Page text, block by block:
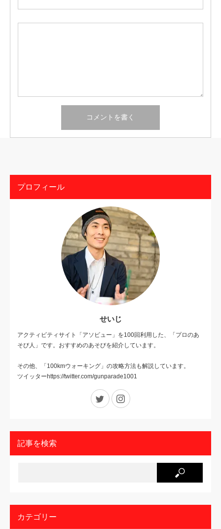
プロフィール
せいじ
アクティビティサイト「アソビュー」を100回利用した、「プロのあ
そび人」です。おすすめのあそびを紹介しています。
その他、「100kmウォーキング」の攻略方法も解説しています。
ツイッターhttps://twitter.com/gunparade1001
Twitter
記事を検索
カテゴリー